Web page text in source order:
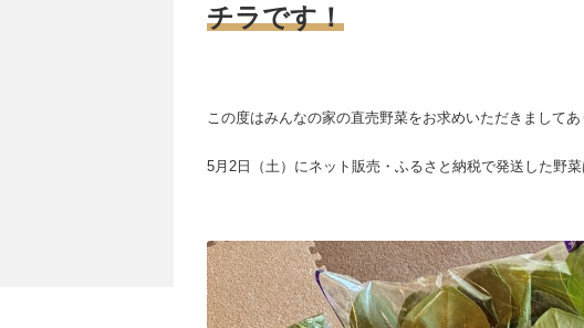
チラです！
この度はみんなの家の直売野菜をお求めいただきましてあ
5月2日（土）にネット販売・ふるさと納税で発送した野菜